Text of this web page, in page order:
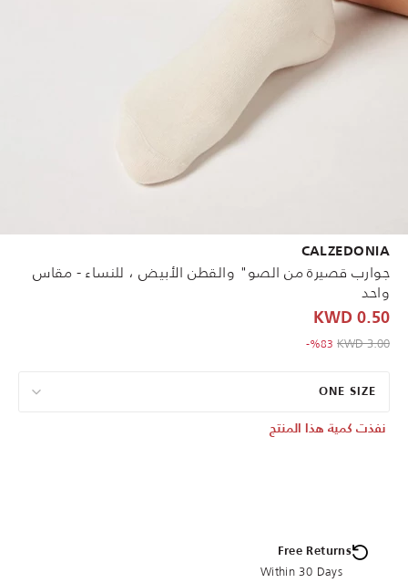
CALZEDONIA
جوارب قصيرة من الصو" والقطن الأبيض ، للنساء - مقاس
واحد
0.50 KWD
Price reduced from
3.00 KWD
to 0.50 KWD
%83-
ONE SIZE
نفذت كمية هذا المنتج
Free Returns
Within 30 Days